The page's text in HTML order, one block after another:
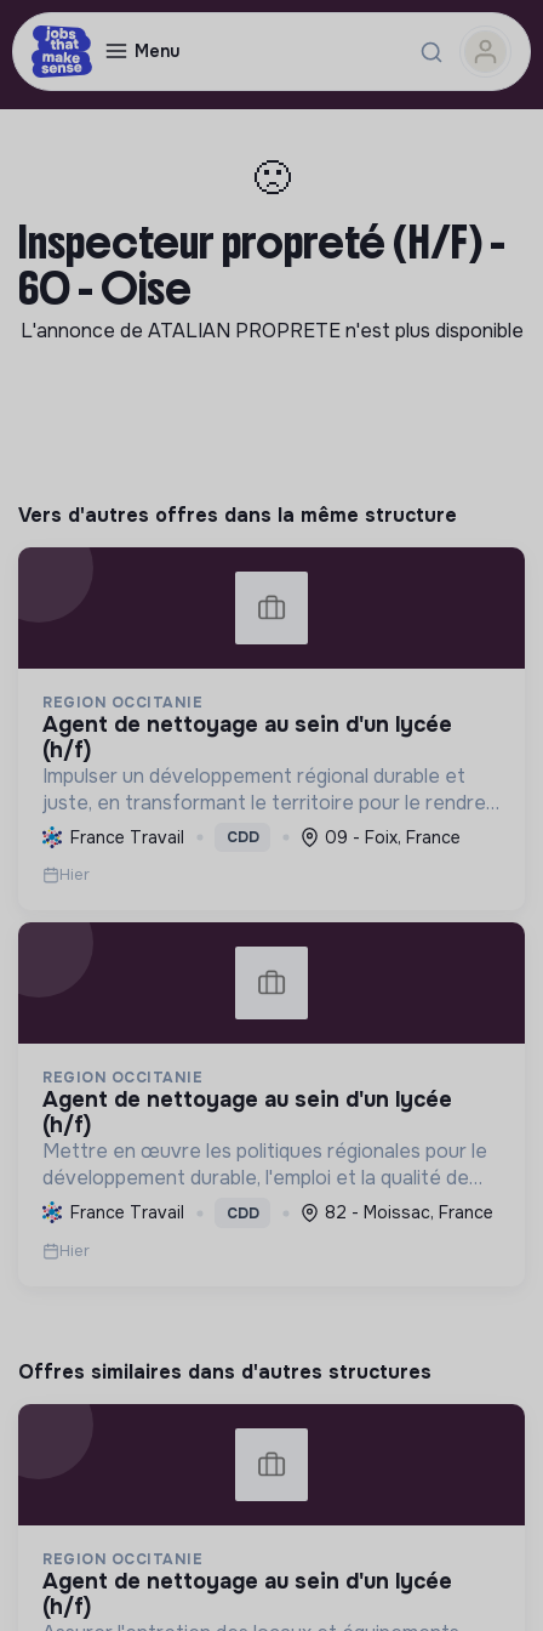
Menu
🙁
Inspecteur propreté (H/F) -
60 - Oise
L'annonce de ATALIAN PROPRETEn'est plus disponible
Vers d'autres offres dans la même structure
REGION OCCITANIE
agent de nettoyage au sein d'un lycée
(h/f)
Impulser un développement régional durable et
juste, en transformant le territoire pour le rendre
résilient et leader en énergie positive d'ici 2050.
France Travail CDD 09 - Foix, France
Hier
REGION OCCITANIE
agent de nettoyage au sein d'un lycée
(h/f)
Mettre en œuvre les politiques régionales pour le
développement durable, l'emploi et la qualité de
vie, en s'engageant pour une Occitanie pionnière
en transition écologique et sociale.
France Travail CDD 82 - Moissac, France
Hier
Offres similaires dans d'autres structures
REGION OCCITANIE
agent de nettoyage au sein d'un lycée
(h/f)